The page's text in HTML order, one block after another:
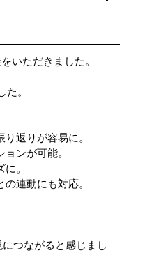
廃棄物収集運搬
いただきました。
た。
返りが容易に。
ンが可能。
。
連動にも対応。
つながると感じまし